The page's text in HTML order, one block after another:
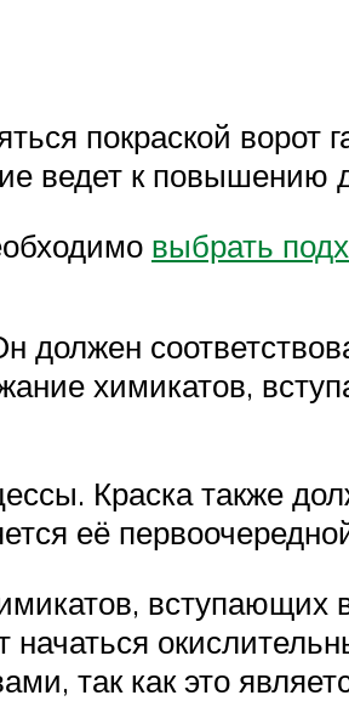
покраской
ведет к повышению
выбрать
должен
химикатов,
Краска также
её
вступающих
так как это